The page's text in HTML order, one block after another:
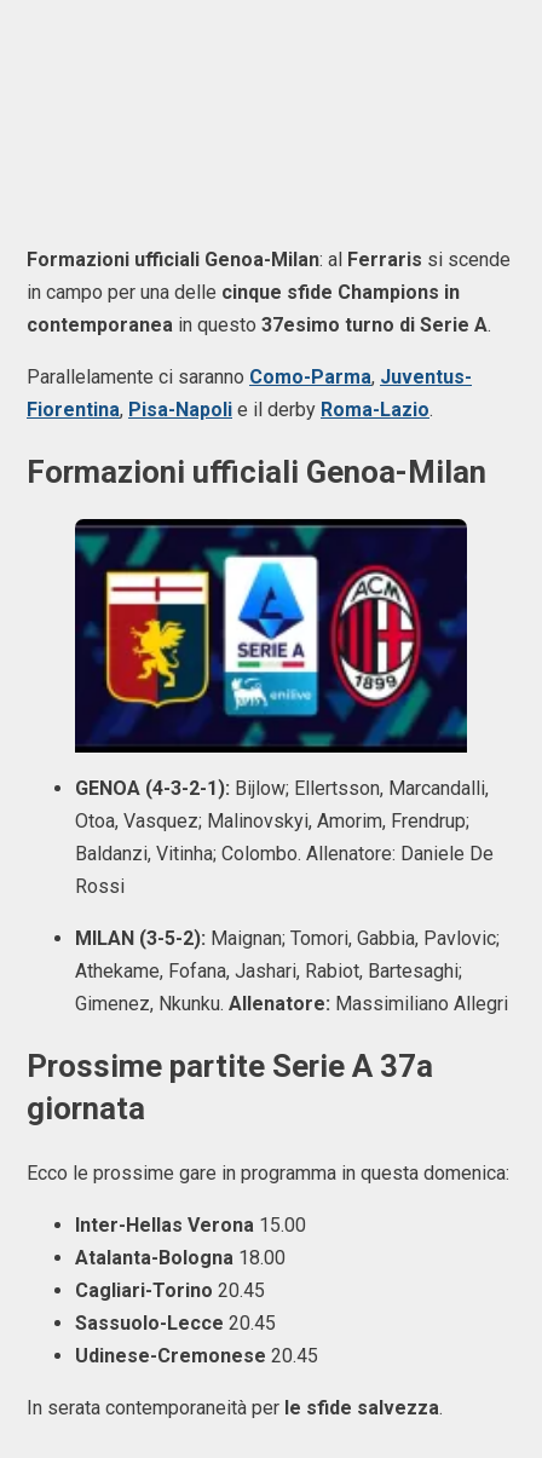
Formazioni ufficiali Genoa-Milan: al Ferraris si scende
in campo per una delle cinque sfide Champions in
contemporanea in questo 37esimo turno di Serie A.
Parallelamente ci saranno Como-Parma, Juventus-
Fiorentina, Pisa-Napoli e il derby Roma-Lazio.
Formazioni ufficiali Genoa-Milan
GENOA (4-3-2-1): Bijlow; Ellertsson, Marcandalli,
Otoa, Vasquez; Malinovskyi, Amorim, Frendrup;
Baldanzi, Vitinha; Colombo. Allenatore: Daniele De
Rossi
MILAN (3-5-2): Maignan; Tomori, Gabbia, Pavlovic;
Athekame, Fofana, Jashari, Rabiot, Bartesaghi;
Gimenez, Nkunku. Allenatore: Massimiliano Allegri
Prossime partite Serie A 37a
giornata
Ecco le prossime gare in programma in questa domenica:
Inter-Hellas Verona 15.00
Atalanta-Bologna 18.00
Cagliari-Torino 20.45
Sassuolo-Lecce 20.45
Udinese-Cremonese 20.45
In serata contemporaneità per le sfide salvezza.